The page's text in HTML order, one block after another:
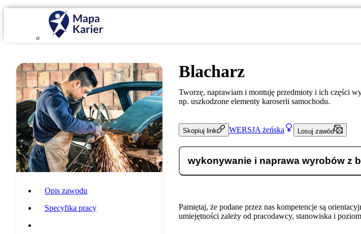
Opis zawodu
Specyfika pracy
Blacharz
Tworzę, naprawiam i montuję przedmioty i ich części
np. uszkodzone elementy karoserii samochodu.
Skopiuj link WERSJA żeńska Losuj zawód
wykonywanie i naprawa wyrobów z
Pamiętaj, że podane przez nas kompetencje są
umiejętności zależy od pracodawcy, stanowiska i